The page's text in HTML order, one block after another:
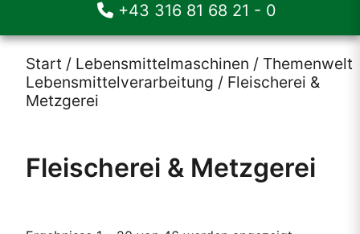
+43 316 81 68 21 - 0
Start / Lebensmittelmaschinen / Themenwelt
Lebensmittelverarbeitung / Fleischerei &
Metzgerei
Fleischerei & Metzgerei